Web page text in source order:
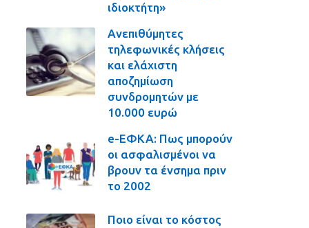
ιδιοκτήτη»
Ανεπιθύμητες
τηλεφωνικές κλήσεις
και ελάχιστη
αποζημίωση
συνδρομητών με
10.000 ευρώ
e-ΕΦΚΑ: Πως μπορούν
οι ασφαλισμένοι να
βρουν τα ένσημα πριν
το 2002
Ποιο είναι το κόστος